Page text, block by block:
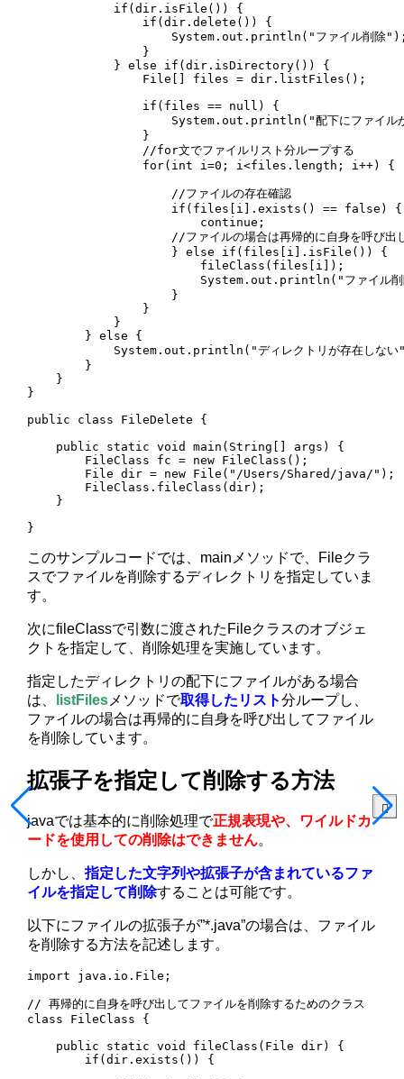
            if(dir.isFile()) {
                if(dir.delete()) {
System.out.println("ファイル削除
                }
            } else if(dir.isDirectory()) {
                File[] files = dir.listFiles();
                if(files == null) {
System.out.println("配下にファイル
                }
                //for文でファイルリスト分ループする
                for(int i=0; i<files.length; i++) {
                    //ファイルの存在確認
                    if(files[i].exists() == false) {
                        continue;
//ファイルの場合は再帰的に自身を呼び出
                    } else if(files[i].isFile()) {
                        fileClass(files[i]);
System.out.println("ファイル
                    }
                }
            }
        } else {
System.out.println("ディレクトリが存在しない
        }
    }
}
public class FileDelete {
    public static void main(String[] args) {
        FileClass fc = new FileClass();
        File dir = new File("/Users/Shared/java/");
        FileClass.fileClass(dir);
    }
}
このサンプルコードでは、mainメソッドで、Fileクラ
スでファイルを削除するディレクトリを指定していま
す。
次にfileClassで引数に渡されたFileクラスのオブジェ
クトを指定して、削除処理を実施しています。
指定したディレクトリの配下にファイルがある場合
は、
listFiles メソッドで取得したリスト分ループし、
ファイルの場合は再帰的に自身を呼び出してファイル
を削除しています。
拡張子を指定して削除する方法
javaでは基本的に削除処理で正規表現や、ワイルドカ
ードを使用しての削除はできません。
しかし、指定した文字列や拡張子が含まれているファ
イルを指定して削除することは可能です。
以下にファイルの拡張子が”*.java”の場合は、ファイル
を削除する方法を記述します。
import java.io.File;
// 再帰的に自身を呼び出してファイルを削除するためのクラス
class FileClass {
    public static void fileClass(File dir) {
        if(dir.exists()) {